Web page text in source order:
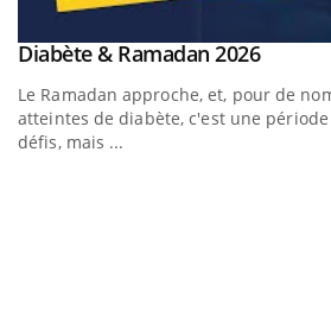
Youtube
Diabète & Ramadan 2026
Le Ramadan approche, et, pour de
atteintes de diabète, c'est une
défis, mais ...
Youtube
Un « jumeau numérique » pour
Un établissement lié à un groupe
matière de bilan de santé : l'utilisation